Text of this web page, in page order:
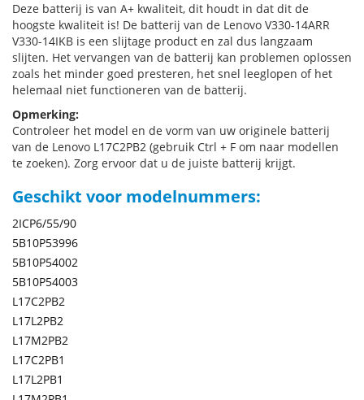
Deze batterij is van A+ kwaliteit, dit houdt in dat dit de
hoogste kwaliteit is! De batterij van de Lenovo V330-14ARR
V330-14IKB is een slijtage product en zal dus langzaam
slijten. Het vervangen van de batterij kan problemen oplossen
zoals het minder goed presteren, het snel leeglopen of het
helemaal niet functioneren van de batterij.
Opmerking:
Controleer het model en de vorm van uw originele batterij
van de Lenovo L17C2PB2 (gebruik Ctrl + F om naar modellen
te zoeken). Zorg ervoor dat u de juiste batterij krijgt.
Geschikt voor modelnummers:
2ICP6/55/90
5B10P53996
5B10P54002
5B10P54003
L17C2PB2
L17L2PB2
L17M2PB2
L17C2PB1
L17L2PB1